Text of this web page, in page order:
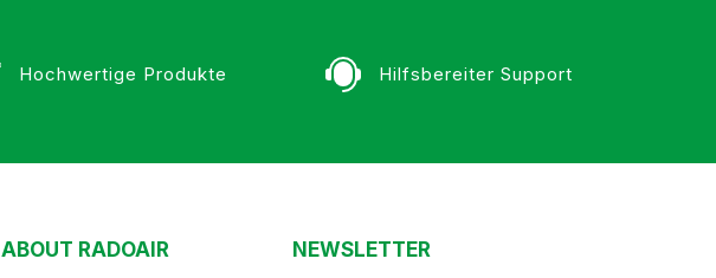
Hochwertige Produkte Hilfsbereiter Support
ABOUT RADOAIR NEWSLETTER